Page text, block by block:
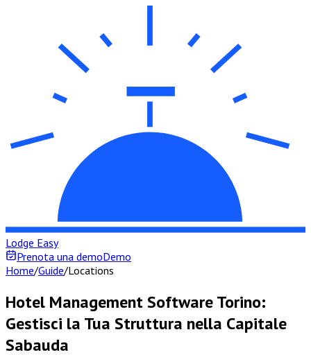
Lodge Easy
Prenota una demoDemo
Home/Guide/Locations
Hotel Management Software Torino:
Gestisci la Tua Struttura nella Capitale
Sabauda